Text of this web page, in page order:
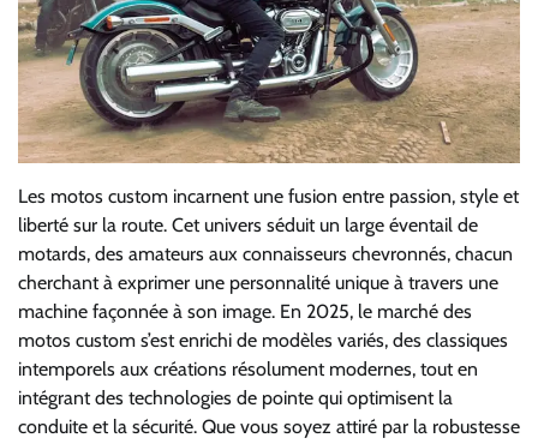
Les motos custom incarnent une fusion entre passion, style et
liberté sur la route. Cet univers séduit un large éventail de
motards, des amateurs aux connaisseurs chevronnés, chacun
cherchant à exprimer une personnalité unique à travers une
machine façonnée à son image. En 2025, le marché des
motos custom s’est enrichi de modèles variés, des classiques
intemporels aux créations résolument modernes, tout en
intégrant des technologies de pointe qui optimisent la
conduite et la sécurité. Que vous soyez attiré par la robustesse